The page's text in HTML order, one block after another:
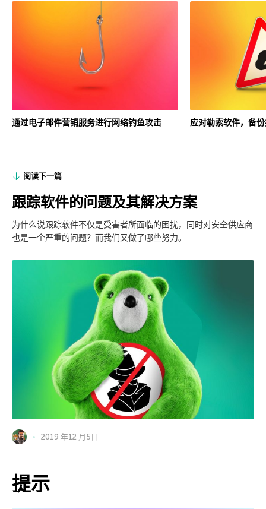
通过电子邮件营销服务进行网络钓鱼攻击 应对勒索软件，备
阅读下一篇
跟踪软件的问题及其解决方案
为什么说跟踪软件不仅是受害者所面临的困扰，同时对安全供应商
也是一个严重的问题？而我们又做了哪些努力。
2019 年12 月5日
提示